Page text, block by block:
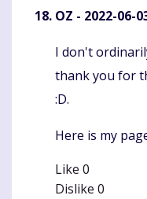
OZ - 2022-06-
Komentaras
I don't
thank you for
:D.
Here is my
Like 0
Dislike 0